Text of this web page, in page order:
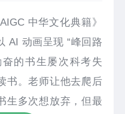
中华文化典籍》
AI 动画呈现 “峰回路
的书生屡次科考失
书。老师让他去爬后
生多次想放弃，但最